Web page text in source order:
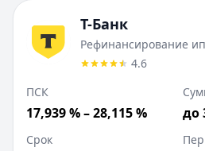
Т-Банк
4.6
ПСК
17,939 % – 28,115 % до
Срок